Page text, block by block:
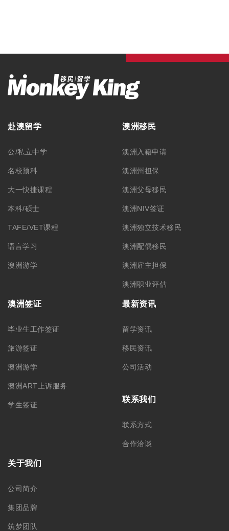
赴澳留学
公/私立中学
名校预科
大一快捷课程
本科/硕士
TAFE/VET课程
语言学习
澳洲游学
澳洲移民
澳洲入籍申请
澳洲州担保
澳洲父母移民
澳洲NIV签证
澳洲独立技术移民
澳洲配偶移民
澳洲雇主担保
澳洲职业评估
澳洲签证
毕业生工作签证
旅游签证
澳洲游学
澳洲ART上诉服务
学生签证
最新资讯
留学资讯
移民资讯
公司活动
联系我们
联系方式
合作洽谈
关于我们
公司简介
集团品牌
筑梦团队